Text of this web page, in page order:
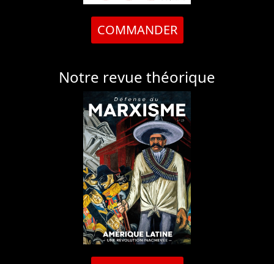
COMMANDER
Notre revue théorique